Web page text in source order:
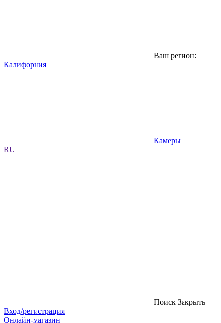
Ваш регион:
Калифорния
Камеры
RU
Поиск Закрыть
Вход/регистрация
Онлайн-магазин